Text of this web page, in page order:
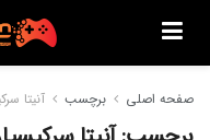
صفحه اصلی برچسب آنیتا